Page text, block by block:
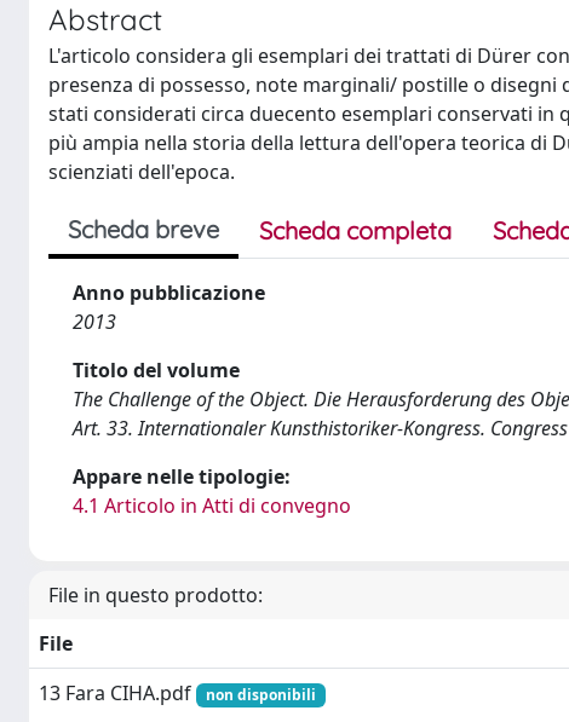
Abstract
L'articolo considera gli esemplari dei trattati di Dürer
presenza di possesso, note marginali/ postille o disegni
stati considerati circa duecento esemplari conservati
più ampia nella storia della lettura dell'opera teorica di
scienziati dell'epoca.
Scheda breve Scheda completa
Anno pubblicazione
2013
Titolo del volume
The Challenge of the Object. Die Herausforderung des
Art. 33. Internationaler Kunsthistoriker-Kongress.
Appare nelle tipologie:
4.1 Articolo in Atti di convegno
File in questo prodotto:
File
13 Fara CIHA.pdf
non disponibili